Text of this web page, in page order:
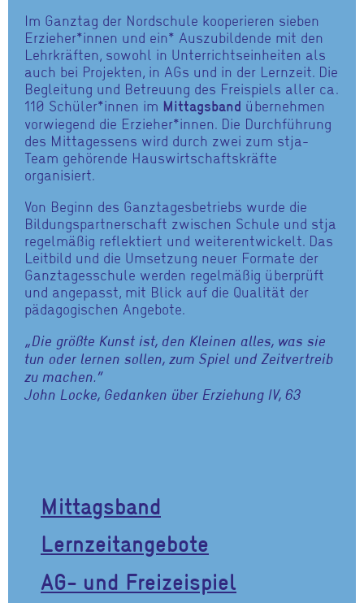
Im Ganztag der Nordschule kooperieren sieben
Erzieher*innen und ein* Auszubildende mit den
Lehrkräften, sowohl in Unterrichtseinheiten als
auch bei Projekten, in AGs und in der Lernzeit. Die
Begleitung und Betreuung des Freispiels aller ca.
110 Schüler*innen im Mittagsband übernehmen
vorwiegend die Erzieher*innen. Die Durchführung
des Mittagessens wird durch zwei zum stja-
Team gehörende Hauswirtschaftskräfte
organisiert.
Von Beginn des Ganztagesbetriebs wurde die
Bildungspartnerschaft zwischen Schule und stja
regelmäßig reflektiert und weiterentwickelt. Das
Leitbild und die Umsetzung neuer Formate der
Ganztagesschule werden regelmäßig überprüft
und angepasst, mit Blick auf die Qualität der
pädagogischen Angebote.
„Die größte Kunst ist, den Kleinen alles, was sie
tun oder lernen sollen, zum Spiel und Zeitvertreib
zu machen.“
John Locke, Gedanken über Erziehung IV, 63
Mittagsband
Lernzeitangebote
AG- und Freizeispiel